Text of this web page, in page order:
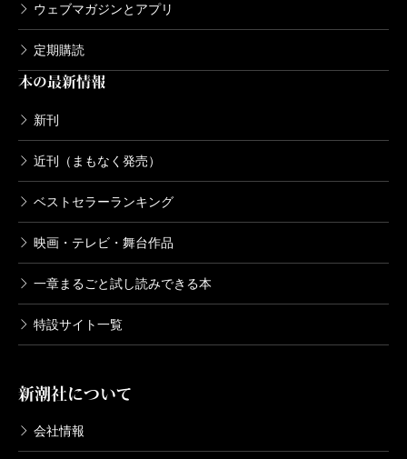
ウェブマガジンとアプリ
定期購読
本の最新情報
新刊
近刊（まもなく発売）
ベストセラーランキング
映画・テレビ・舞台作品
一章まるごと試し読みできる本
特設サイト一覧
新潮社について
会社情報